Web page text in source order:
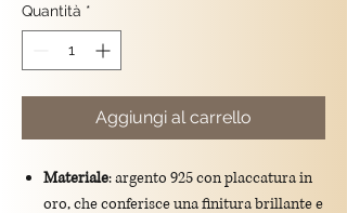
Quantità *
Aggiungi al carrello
Materiale: argento 925 con placcatura in
oro, che conferisce una finitura brillante e